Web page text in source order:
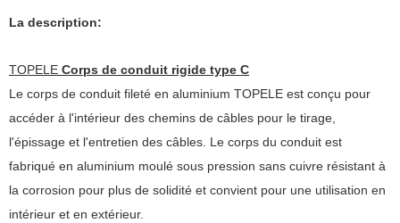
La description:
TOPELE Corps de conduit rigide type C
Le corps de conduit fileté en aluminium TOPELE est conçu pour
accéder à l'intérieur des chemins de câbles pour le tirage,
l'épissage et l'entretien des câbles. Le corps du conduit est
fabriqué en aluminium moulé sous pression sans cuivre résistant à
la corrosion pour plus de solidité et convient pour une utilisation en
intérieur et en extérieur.